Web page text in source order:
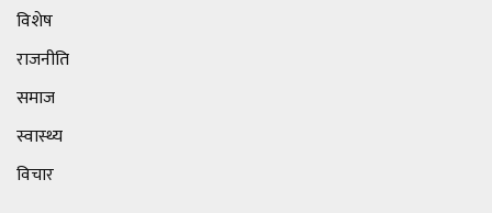
विशेष
राजनीति
समाज
स्वास्थ्य
विचार